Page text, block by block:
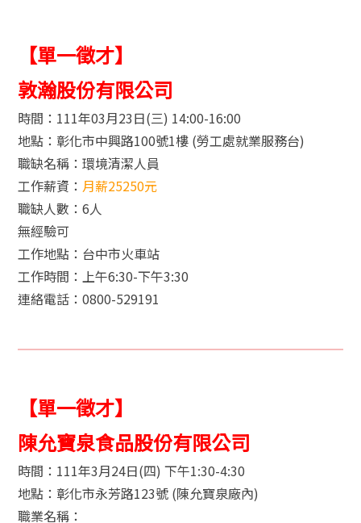
【單一徵才】
敦瀚股份有限公司
時間：111年03月23日(三) 14:00-16:00
地點：彰化市中興路100號1樓 (勞工處就業服務台)
職缺名稱：環境清潔人員
工作薪資： 月薪25250元
職缺人數：6人
無經驗可
工作地點：台中市火車站
工作時間：上午6:30-下午3:30
連絡電話：0800-529191
【單一徵才】
陳允寶泉食品股份有限公司
時間：111年3月24日(四) 下午1:30-4:30
地點：彰化市永芳路123號 (陳允寶泉廠內)
職業名稱：